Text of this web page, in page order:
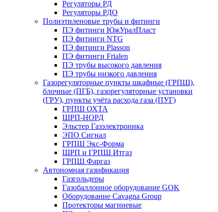
Регуляторы РД
Регуляторы РДО
Полиэтиленовые трубы и фитинги
ПЭ фитинги ЮжУралПласт
ПЭ фитинги NTG
ПЭ фитинги Plasson
ПЭ фитинги Frialen
ПЭ трубы высокого давления
ПЭ трубы низкого давления
Газорегуляторные пункты шкафные (ГРПШ),
блочные (ПГБ), газорегуляторные установки
(ГРУ), пункты учёта расхода газа (ПУГ)
ГРПШ ОХТА
ШРП-НОРД
Эльстер Газэлектроника
ЭПО Сигнал
ГРПШ Экс-Форма
ШРП и ГРПШ Итгаз
ГРПШ Фаргаз
Автономная газификация
Газгольдеры
Газобаллонное оборудование GOK
Оборудование Cavagna Group
Протекторы магниевые